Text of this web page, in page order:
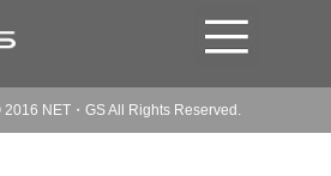
NET・GS All Rights Reserved.